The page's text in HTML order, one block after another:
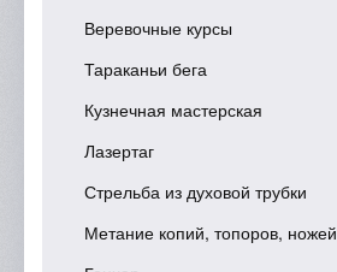
Веревочные курсы
Тараканьи бега
Кузнечная мастерская
Лазертаг
Стрельба из духовой трубки
Метание копий, топоров, ножей